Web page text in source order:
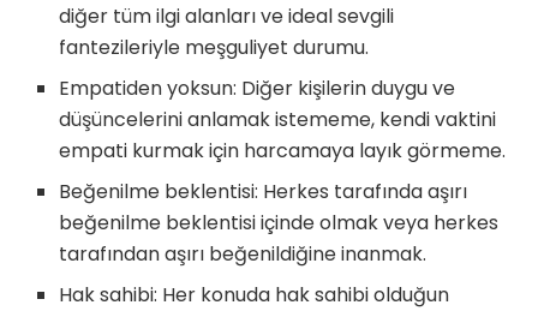
diğer tüm ilgi alanları ve ideal sevgili
fantezileriyle meşguliyet durumu.
Empatiden yoksun: Diğer kişilerin duygu ve
düşüncelerini anlamak istememe, kendi vaktini
empati kurmak için harcamaya layık görmeme.
Beğenilme beklentisi: Herkes tarafında aşırı
beğenilme beklentisi içinde olmak veya herkes
tarafından aşırı beğenildiğine inanmak.
Hak sahibi: Her konuda hak sahibi olduğun